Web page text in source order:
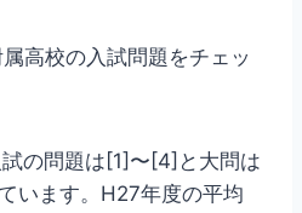
高校の入試問題をチェッ
の問題は[1]〜[4]と大問は
います。H27年度の平均